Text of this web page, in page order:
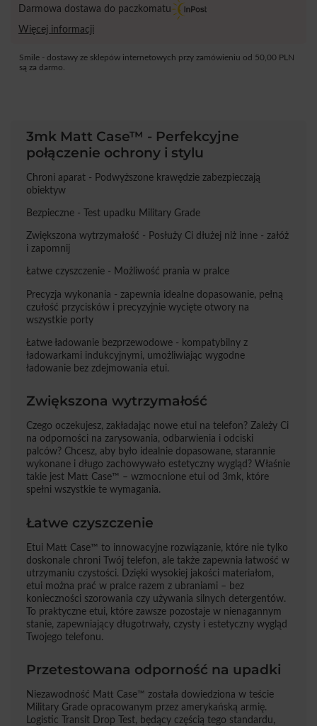
Darmowa dostawa do paczkomatu
Więcej informacji
Smile - dostawy ze sklepów internetowych przy zamówieniu od 50,00 PLN
są za darmo.
3mk Matt Case™ - Perfekcyjne
połączenie ochrony i stylu
Chroni aparat - Podwyższone krawędzie zabezpieczają
obiektyw
Bezpieczne - Test upadku Military Grade
Zwiększona wytrzymałość - Posłuży Ci dłużej niż inne - załóż
i zapomnij
Łatwe czyszczenie - Możliwość prania w pralce
Precyzja wykonania - zapewnia idealne dopasowanie, pełną
czułość przycisków i precyzyjnie wycięte otwory na
wszystkie porty
Łatwe ładowanie bezprzewodowe - kompatybilny z
ładowarkami indukcyjnymi, umożliwiając wygodne
ładowanie bez zdejmowania etui.
Zwiększona wytrzymałość
Czego oczekujesz, zakładając nowe etui na telefon? Zależy Ci
na odporności na zarysowania, odbarwienia i odciski
palców? Chcesz, aby było idealnie dopasowane, starannie
wykonane i długo zachowywało estetyczny wygląd? Właśnie
takie jest Matt Case™ – wzmocnione etui od 3mk, które
spełni wszystkie te wymagania.
Łatwe czyszczenie
Etui Matt Case™ to innowacyjne rozwiązanie, które nie tylko
doskonale chroni Twój telefon, ale także zapewnia łatwość w
utrzymaniu czystości. Dzięki wysokiej jakości materiałom,
etui można prać w pralce razem z ubraniami – bez
konieczności szorowania czy używania silnych detergentów.
To praktyczne etui, które zawsze pozostaje w nienagannym
stanie, zapewniający długotrwały, czysty i estetyczny wygląd
Twojego telefonu.
Przetestowana odporność na upadki
Niezawodność Matt Case™ została dowiedziona w teście
Military Grade opracowanym przez amerykańską armię.
Logistic Transit Drop Test, będący częścią tego standardu,